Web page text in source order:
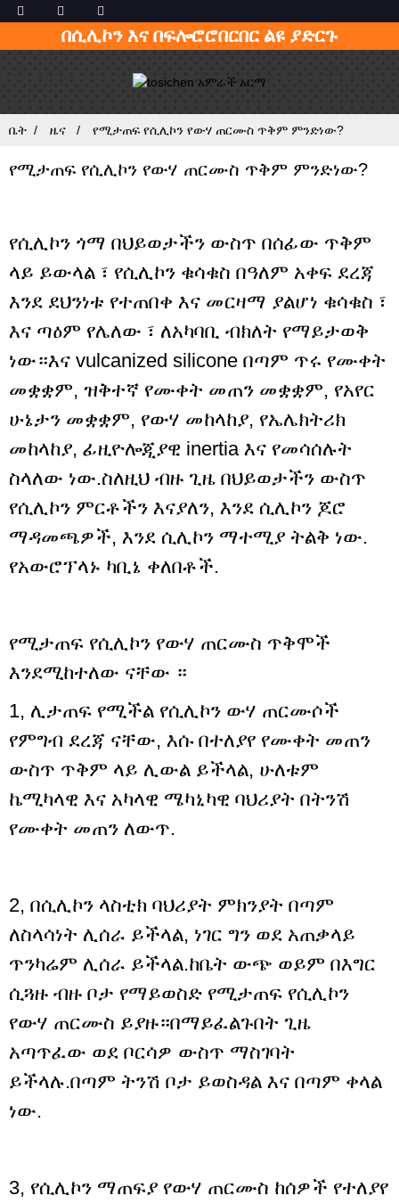
በሲሊኮን እና በፍሎሮሮበርበር ልዩ ያድርጉ
ቤት ዜና የሚታጠፍ የሲሊኮን የውሃ ጠርሙስ ጥቅም ምንድነው?
የሚታጠፍ የሲሊኮን የውሃ ጠርሙስ ጥቅም ምንድነው?
የሲሊኮን ጎማ በህይወታችን ውስጥ በሰፊው ጥቅም
ላይ ይውላል ፣ የሲሊኮን ቁሳቁስ በዓለም አቀፍ ደረጃ
እንደ ደህንነቱ የተጠበቀ እና መርዛማ ያልሆነ ቁሳቁስ ፣
እና ጣዕም የሌለው ፣ ለአካባቢ ብክለት የማይታወቅ
ነው።እና vulcanized silicone በጣም ጥሩ የሙቀት
መቋቋም, ዝቅተኛ የሙቀት መጠን መቋቋም, የአየር
ሁኔታን መቋቋም, የውሃ መከላከያ, የኤሌክትሪክ
መከላከያ, ፊዚዮሎጂያዊ inertia እና የመሳሰሉት
ስላለው ነው.ስለዚህ ብዙ ጊዜ በህይወታችን ውስጥ
የሲሊኮን ምርቶችን እናያለን, እንደ ሲሊኮን ጆሮ
ማዳመጫዎች, እንደ ሲሊኮን ማተሚያ ትልቅ ነው.
የአውሮፕላኑ ካቢኔ ቀለበቶች.
የሚታጠፍ የሲሊኮን የውሃ ጠርሙስ ጥቅሞች
እንደሚከተለው ናቸው ።
1, ሊታጠፍ የሚችል የሲሊኮን ውሃ ጠርሙሶች
የምግብ ደረጃ ናቸው, እሱ በተለያየ የሙቀት መጠን
ውስጥ ጥቅም ላይ ሊውል ይችላል, ሁለቱም
ኬሚካላዊ እና አካላዊ ሜካኒካዊ ባህሪያት በትንሽ
የሙቀት መጠን ለውጥ.
2, በሲሊኮን ላስቲክ ባህሪያት ምክንያት በጣም
ለስላሳነት ሊሰራ ይችላል, ነገር ግን ወደ አጠቃላይ
ጥንካሬም ሊሰራ ይችላል.ከቤት ውጭ ወይም በእግር
ሲጓዙ ብዙ ቦታ የማይወስድ የሚታጠፍ የሲሊኮን
የውሃ ጠርሙስ ይያዙ።በማይፈልጉበት ጊዜ
አጣጥፈው ወደ ቦርሳዎ ውስጥ ማስገባት
ይችላሉ.በጣም ትንሽ ቦታ ይወስዳል እና በጣም ቀላል
ነው.
3, የሲሊኮን ማጠፍያ የውሃ ጠርሙስ ከሰዎች የተለያየ